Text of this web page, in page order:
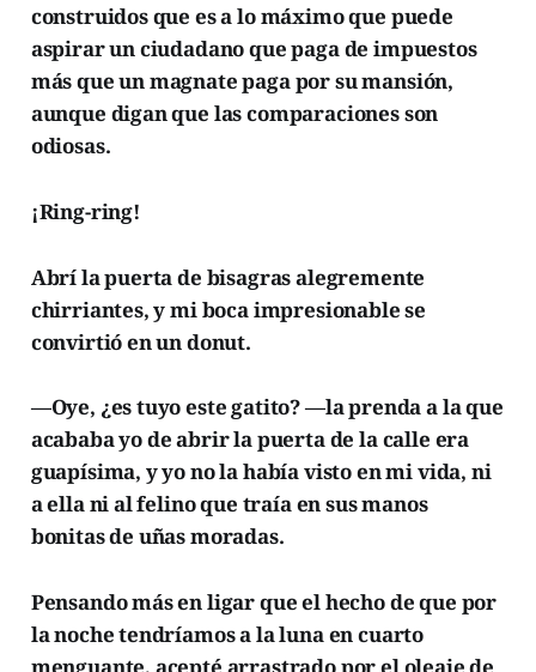
construidos que es a lo máximo que puede
aspirar un ciudadano que paga de impuestos
más que un magnate paga por su mansión,
aunque digan que las comparaciones son
odiosas.
¡Ring-ring!
Abrí la puerta de bisagras alegremente
chirriantes, y mi boca impresionable se
convirtió en un donut.
—Oye, ¿es tuyo este gatito? —la prenda a la que
acababa yo de abrir la puerta de la calle era
guapísima, y yo no la había visto en mi vida, ni
a ella ni al felino que traía en sus manos
bonitas de uñas moradas.
Pensando más en ligar que el hecho de que por
la noche tendríamos a la luna en cuarto
menguante, acepté arrastrado por el oleaje de